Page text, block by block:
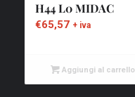
H44 L0 MIDAC
€65,57 + iva
Aggiungi al carrello